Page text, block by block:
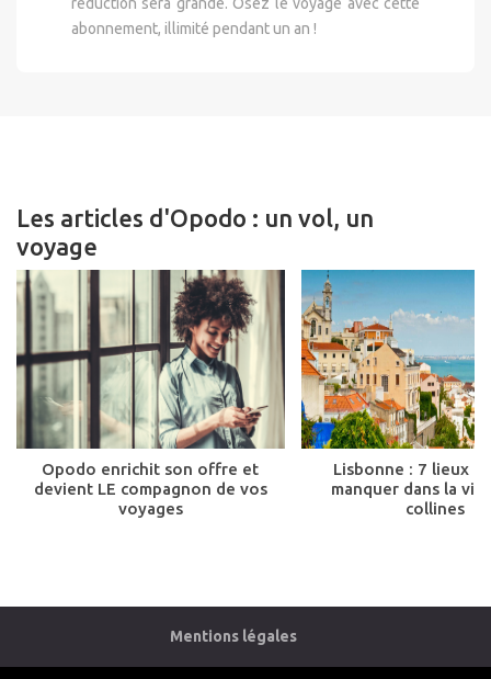
abonnement, illimité pendant un an !
Les articles d'Opodo : un vol, un
voyage
Opodo enrichit son offre et
devient LE compagnon de vos
voyages
Lisbonne : 7 lieux à
manquer dans la
collines
Mentions légales